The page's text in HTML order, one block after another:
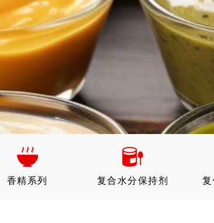
香精系列 复合水分保持剂